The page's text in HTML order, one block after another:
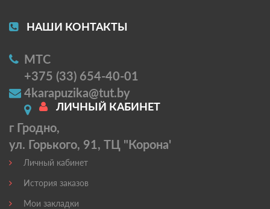
НАШИ КОНТАКТЫ
МТС
+375 (33) 654-40-01
4karapuzika@tut.by
г Гродно,
ул. Горького, 91, ТЦ "Корона'
ЛИЧНЫЙ КАБИНЕТ
Личный кабинет
История заказов
Мои закладки